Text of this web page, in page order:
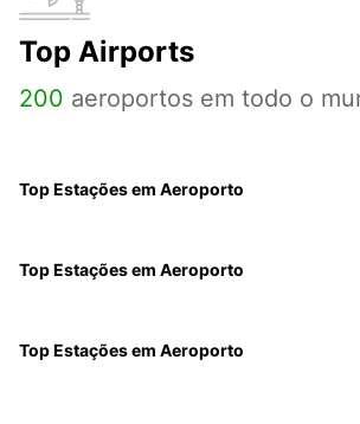
Top Airports
200 aeroportos em todo o
Top Estações em Aeroporto
Top Estações em Aeroporto
Top Estações em Aeroporto